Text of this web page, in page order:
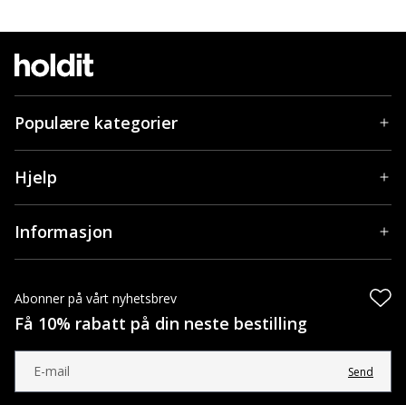
Populære kategorier
Hjelp
Informasjon
Abonner på vårt nyhetsbrev
Få 10% rabatt på din neste bestilling
Send